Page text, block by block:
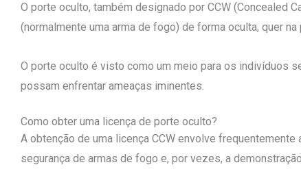
O porte oculto, também designado por CCW (Concealed
(normalmente uma arma de fogo) de forma oculta, quer
O porte oculto é visto como um meio para os indivíduos
possam enfrentar ameaças iminentes.
Como obter uma licença de porte oculto?
A obtenção de uma licença CCW envolve
segurança de armas de fogo e, por vezes, a